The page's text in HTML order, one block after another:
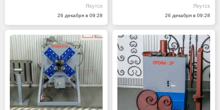
Якутск
26 декабря в 09:28
Якутск
26 декабря в 09:28